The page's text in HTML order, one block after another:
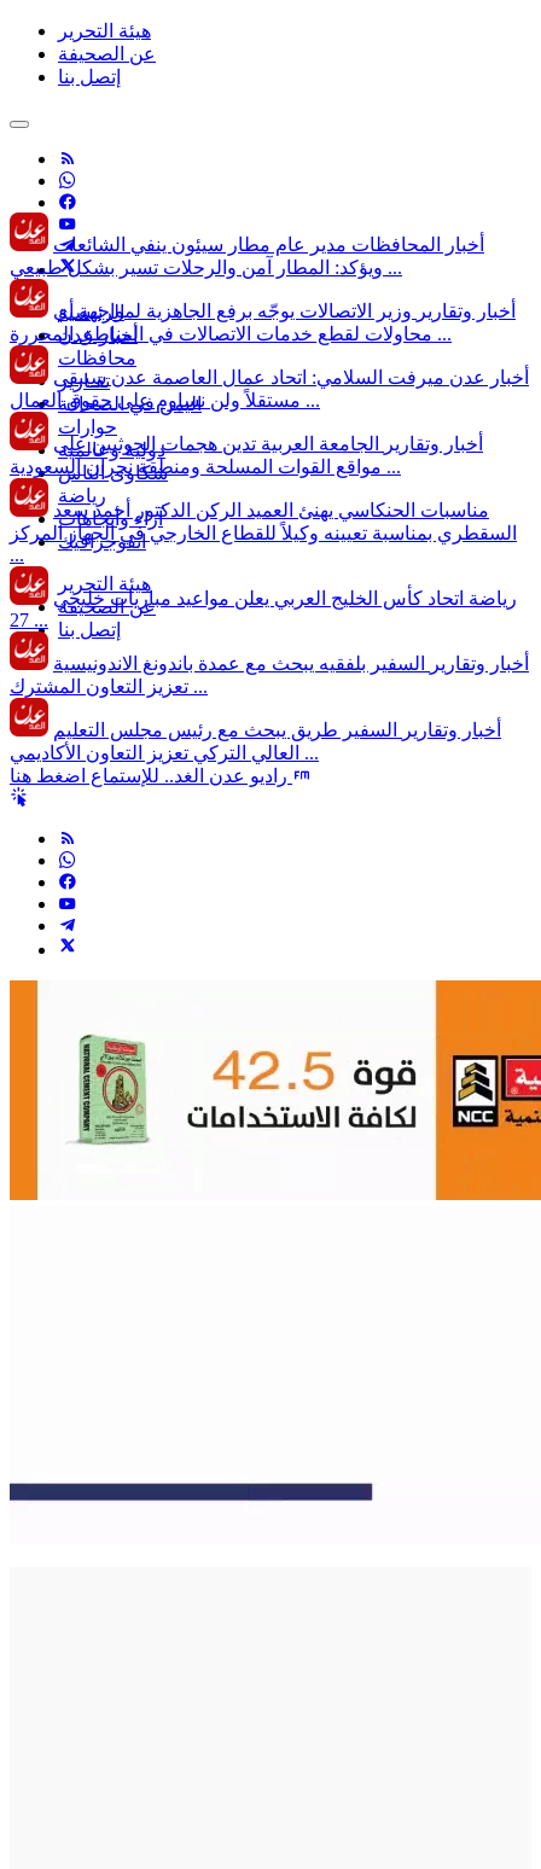
هيئة التحرير
عن الصحيفة
إتصل بنا
الرئيسية
أخبار عدن
محافظات
تقـارير
اليمن في الصحافة
حوارات
دولية وعالمية
شكاوى الناس
رياضة
آراء وأتجاهات
انفوجرافيك
هيئة التحرير
عن الصحيفة
إتصل بنا
أخبار المحافظات مدير عام مطار سيئون ينفي الشائعات
ويؤكد: المطار آمن والرحلات تسير بشكل طبيعي ...
أخبار وتقارير وزير الاتصالات يوجّه برفع الجاهزية لمواجهة أي
محاولات لقطع خدمات الاتصالات في المناطق المحررة ...
أخبار عدن ميرفت السلامي: اتحاد عمال العاصمة عدن سيبقى
مستقلاً ولن نساوم على حقوق العمال ...
أخبار وتقارير
الجامعة العربية تدين هجمات الحوثيين على
مواقع القوات المسلحة ومنطقة نجران السعودية ...
مناسبات الحنكاسي يهنئ العميد الركن الدكتور أحمد سعد
السقطري بمناسبة تعيينه وكيلاً للقطاع الخارجي في الجهاز المركز
...
رياضة اتحاد كأس الخليج العربي يعلن مواعيد مباريات خليجي
27 ...
أخبار وتقارير
السفير بلفقيه يبحث مع عمدة باندونغ الاندونيسية
تعزيز التعاون المشترك ...
أخبار وتقارير
السفير طريق يبحث مع رئيس مجلس التعليم
العالي التركي تعزيز التعاون الأكاديمي ...